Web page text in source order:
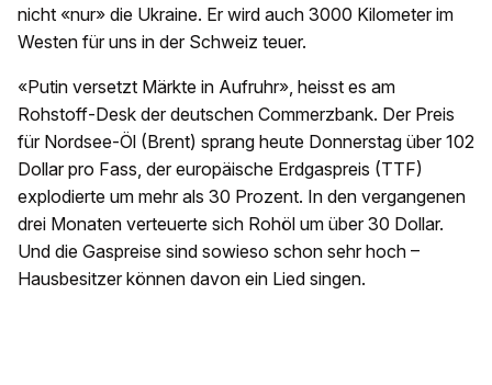
nicht «nur» die Ukraine. Er wird auch 3000 Kilometer im
Westen für uns in der Schweiz teuer.
«Putin versetzt Märkte in Aufruhr», heisst es am
Rohstoff-Desk der deutschen Commerzbank. Der Preis
für Nordsee-Öl (Brent) sprang heute Donnerstag über 102
Dollar pro Fass, der europäische Erdgaspreis (TTF)
explodierte um mehr als 30 Prozent. In den vergangenen
drei Monaten verteuerte sich Rohöl um über 30 Dollar.
Und die Gaspreise sind sowieso schon sehr hoch –
Hausbesitzer können davon ein Lied singen.